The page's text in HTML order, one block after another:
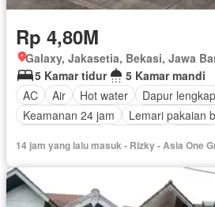
Rp 4,80M
Galaxy, Jakasetia, Bekasi, Jawa
5 Kamar tidur
5 Kamar mandi
AC
Air Hot water Dapur lengkap
Keamanan 24 jam
Lemari pakaian
Berperabot lengkap
14 jam yang lalu masuk - Rizky - Asia One